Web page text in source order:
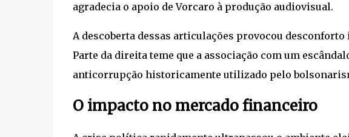
agradecia o apoio de Vorcaro à produção audiovisual.
A descoberta dessas articulações provocou
Parte da direita teme que a associação com um
anticorrupção historicamente utilizado pelo
O impacto no mercado financeiro